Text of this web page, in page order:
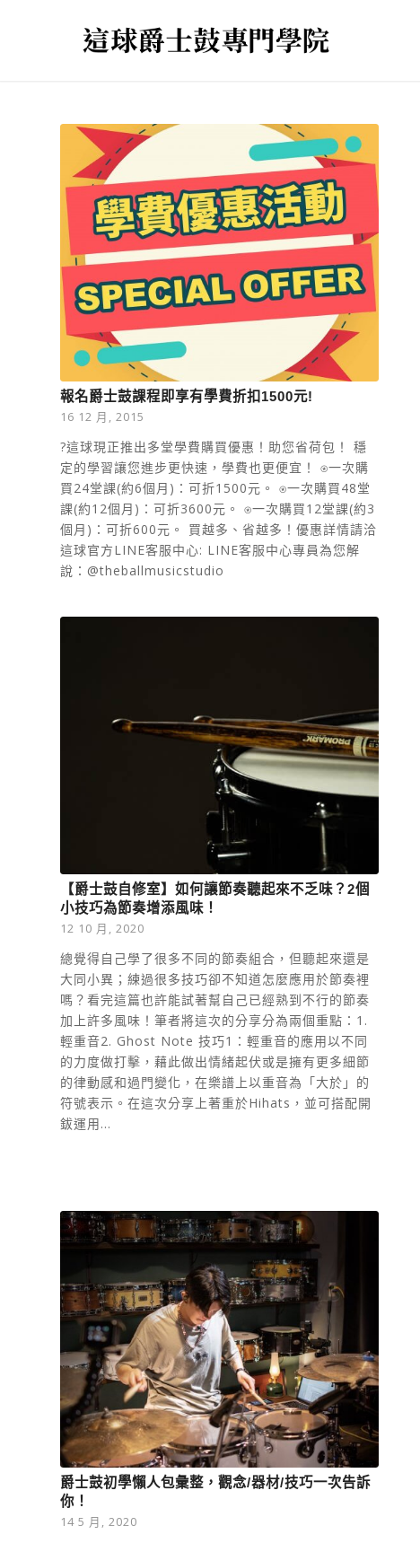
報名爵士鼓課程即享有學費折扣1500元!
16 12 月, 2015
?這球現正推出多堂學費購買優惠！助您省荷包！ 穩
定的學習讓您進步更快速，學費也更便宜！ ⍟一次購
買24堂課(約6個月)：可折1500元。 ⍟一次購買48堂
課(約12個月)：可折3600元。 ⍟一次購買12堂課(約3
個月)：可折600元。 買越多、省越多！優惠詳情請洽
這球官方LINE客服中心: LINE客服中心專員為您解
說：@theballmusicstudio
【爵士鼓自修室】如何讓節奏聽起來不乏味？2個
小技巧為節奏增添風味！
12 10 月, 2020
總覺得自己學了很多不同的節奏組合，但聽起來還是
大同小異；練過很多技巧卻不知道怎麼應用於節奏裡
嗎？看完這篇也許能試著幫自己已經熟到不行的節奏
加上許多風味！筆者將這次的分享分為兩個重點：1.
輕重音2. Ghost Note 技巧1：輕重音的應用以不同
的力度做打擊，藉此做出情緒起伏或是擁有更多細節
的律動感和過門變化，在樂譜上以重音為「大於」的
符號表示。在這次分享上著重於Hihats，並可搭配開
鈸運用...
爵士鼓初學懶人包彙整，觀念/器材/技巧一次告訴
你！
14 5 月, 2020